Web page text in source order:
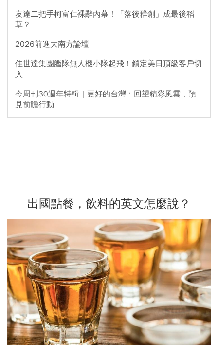
友達二把手柯富仁裸辭內幕！「落後群創」成最後稻
草？
2026前進大南方論壇
佳世達集團艦隊無人機小隊起飛！鎖定美日頂級客戶切
入
今周刊30週年特輯｜更好的台灣：回望精彩風雲，預
見前瞻行動
出國點餐，飲料的英文怎麼說？